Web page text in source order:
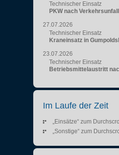
Technischer Einsatz
PKW nach
27.07.2026
Technischer Einsatz
Kraneinsatz in
23.07.2026
Technischer Einsatz
Betriebsmittelaustritt
Im Laufe der Zeit
„Einsätze“ zum
„Sonstige“ zum